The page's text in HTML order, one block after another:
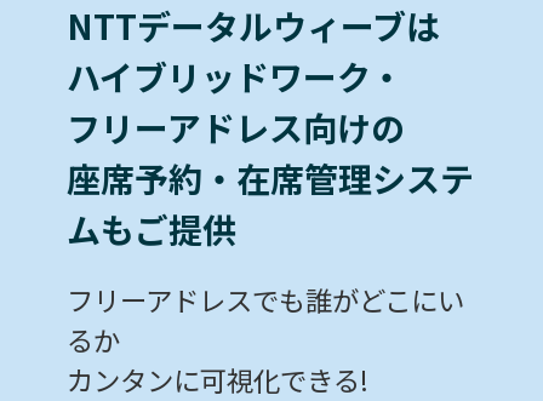
NTTデータルウィーブは
ハイブリッドワーク・
フリーアドレス向けの
座席予約・在席管理システ
ムもご提供
フリーアドレスでも誰がどこにい
るか
カンタンに可視化できる!